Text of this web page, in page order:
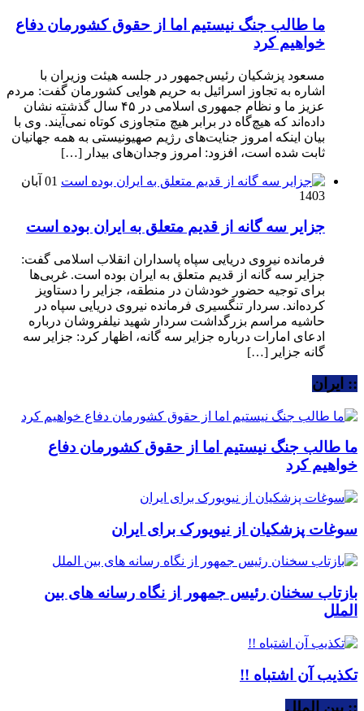
ما طالب جنگ نیستیم اما از حقوق کشورمان دفاع
خواهیم کرد
مسعود پزشکیان رئیس‌جمهور در جلسه هیئت وزیران با
اشاره به تجاوز اسرائیل به حریم هوایی کشورمان گفت: مردم
عزیز ما و نظام جمهوری اسلامی در ۴۵ سال گذشته نشان
داده‌اند که هیچ‌گاه در برابر هیچ متجاوزی کوتاه نمی‌آیند. وی با
بیان اینکه امروز جنایت‌های رژیم صهیونیستی به همه جهانیان
ثابت شده است، افزود: امروز وجدان‌های بیدار […]
01 آبان
1403
جزایر سه گانه از قدیم متعلق به ایران بوده است
فرمانده نیروی دریایی سپاه پاسداران انقلاب اسلامی گفت:
جزایر سه گانه از قدیم متعلق به ایران بوده است. غربی‌ها
برای توجیه حضور خودشان در منطقه، جزایر را دستاویز
کرده‌اند. سردار تنگسیری فرمانده نیروی دریایی سپاه در
حاشیه مراسم بزرگداشت سردار شهید نیلفروشان درباره
ادعای امارات درباره جزایر سه گانه، اظهار کرد: جزایر سه
گانه جزایر […]
:: ایران
ما طالب جنگ نیستیم اما از حقوق کشورمان دفاع
خواهیم کرد
سوغات پزشکیان از نیویورک برای ایران
بازتاب سخنان رئیس جمهور از نگاه رسانه های بین
الملل
تکذیب آن اشتباه !!